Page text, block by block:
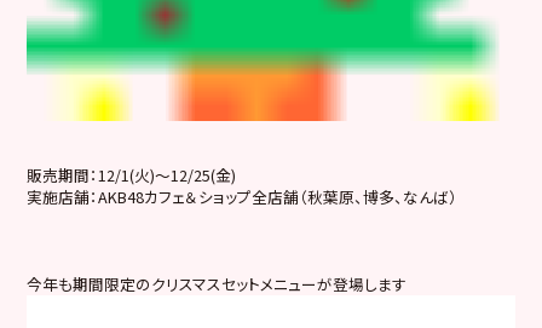
販売期間：12/1(火)～12/25(金)
実施店舗：AKB48カフェ＆ショップ全店舗（秋葉原、博多、なんば）
今年も期間限定のクリスマスセットメニューが登場します